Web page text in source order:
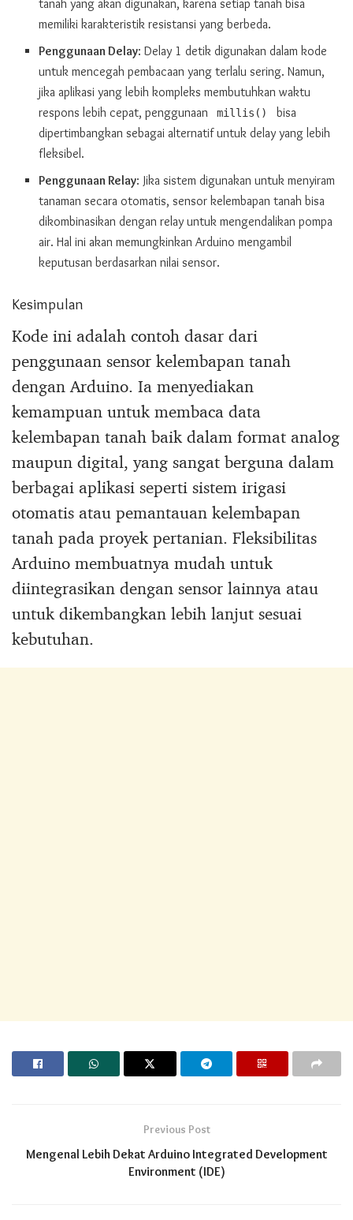
tanah yang akan digunakan, karena setiap tanah bisa
memiliki karakteristik resistansi yang berbeda.
Penggunaan Delay: Delay 1 detik digunakan dalam kode
untuk mencegah pembacaan yang terlalu sering. Namun,
jika aplikasi yang lebih kompleks membutuhkan waktu
respons lebih cepat, penggunaan
millis()
bisa
dipertimbangkan sebagai alternatif untuk delay yang lebih
fleksibel.
Penggunaan Relay: Jika sistem digunakan untuk menyiram
tanaman secara otomatis, sensor kelembapan tanah bisa
dikombinasikan dengan relay untuk mengendalikan pompa
air. Hal ini akan memungkinkan Arduino mengambil
keputusan berdasarkan nilai sensor.
Kesimpulan
Kode ini adalah contoh dasar dari
penggunaan sensor kelembapan tanah
dengan Arduino. Ia menyediakan
kemampuan untuk membaca data
kelembapan tanah baik dalam format analog
maupun digital, yang sangat berguna dalam
berbagai aplikasi seperti sistem irigasi
otomatis atau pemantauan kelembapan
tanah pada proyek pertanian. Fleksibilitas
Arduino membuatnya mudah untuk
diintegrasikan dengan sensor lainnya atau
untuk dikembangkan lebih lanjut sesuai
kebutuhan.
Previous Post
Mengenal Lebih Dekat Arduino Integrated Development
Environment (IDE)